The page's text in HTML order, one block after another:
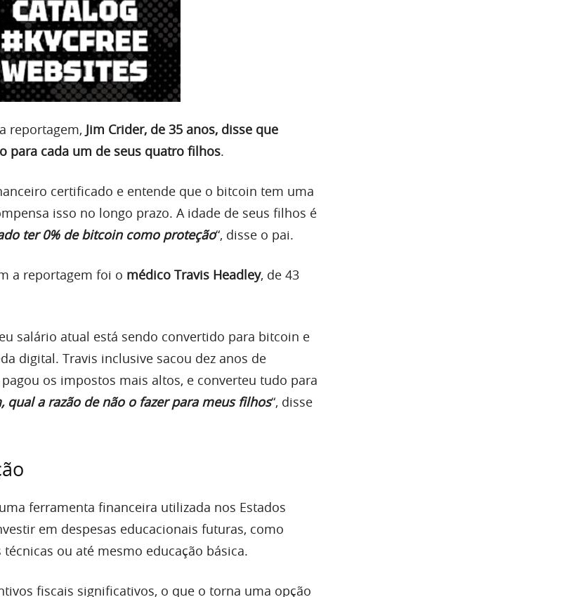
reportagem, Jim Crider, de 35 anos, disse que
para cada um de seus quatro filhos.
certificado e entende que o bitcoin tem uma
isso no longo prazo. A idade de seus filhos é
ter 0% de bitcoin como proteção“, disse o pai.
a reportagem foi o médico Travis Headley, de 43
salário atual está sendo convertido para bitcoin e
digital. Travis inclusive sacou dez anos de
os impostos mais altos, e converteu tudo para
qual a razão de não o fazer para meus filhos“, disse
ferramenta financeira utilizada nos Estados
em despesas educacionais futuras, como
ou até mesmo educação básica.
fiscais significativos, o que o torna uma opção